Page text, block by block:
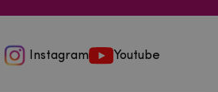
Instagram Youtube